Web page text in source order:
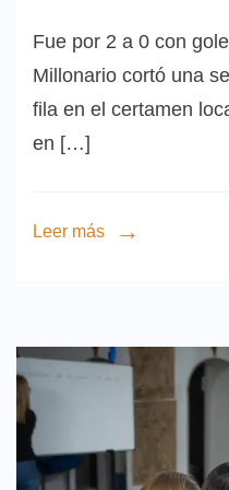
Fue por 2 a 0 con
Millonario cortó una
fila en el certamen
en […]
Leer más